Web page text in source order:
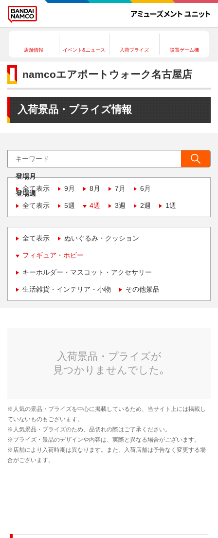
店舗情報 イベント&ニュース 入荷プライズ 設置ゲーム機
namcoエアポートウォーク名古屋店
入荷景品・プライズ情報
登場月
全て表示
9月 8月 7月 6月
登場週
全て表示
5週 4週 3週 2週 1週
全て表示 ぬいぐるみ・クッション
フィギュア・ホビー
キーホルダー・マスコット・アクセサリー
生活雑貨・インテリア・小物 その他景品